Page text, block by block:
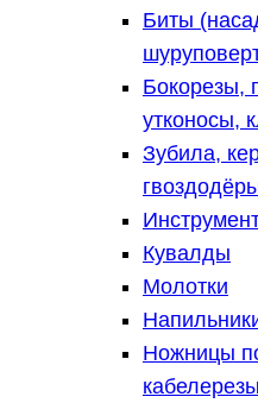
Биты
Бокорезы,
утконосы,
Зубила,
Кувалды
Молотки
Ножницы
кабелерезы